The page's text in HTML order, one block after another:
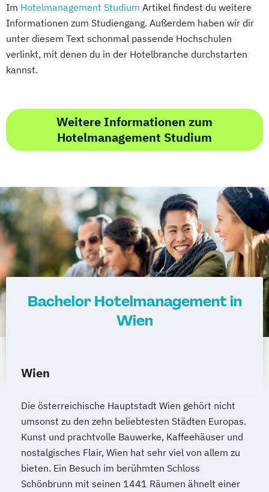
Im Hotelmanagement Studium Artikel findest du weitere
Informationen zum Studiengang. Außerdem haben wir dir
unter diesem Text schonmal passende Hochschulen
verlinkt, mit denen du in der Hotelbranche durchstarten
kannst.
Weitere Informationen zum
Hotelmanagement Studium
Bachelor Hotelmanagement in
Wien
Wien
Die österreichische Hauptstadt Wien gehört nicht
umsonst zu den zehn beliebtesten Städten Europas.
Kunst und prachtvolle Bauwerke, Kaffeehäuser und
nostalgisches Flair, Wien hat sehr viel von allem zu
bieten. Ein Besuch im berühmten Schloss
Schönbrunn mit seinen 1441 Räumen ähnelt einer